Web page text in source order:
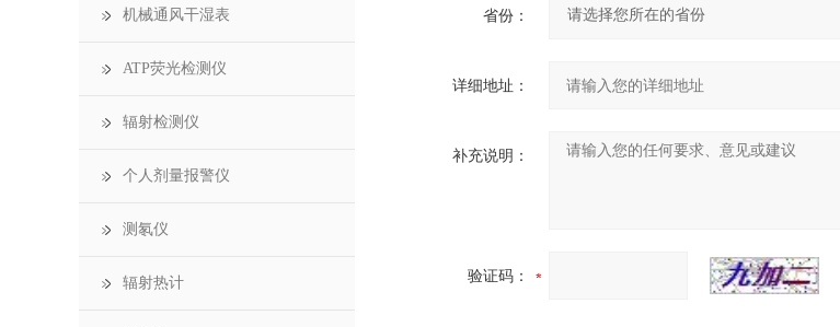
省份：
详细地址：
补充说明：
验证码：
机械通风干湿表
ATP荧光检测仪
辐射检测仪
个人剂量报警仪
测氡仪
辐射热计